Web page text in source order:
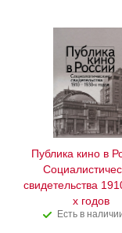
Публика кино в
свидетельства
х годов
Есть в